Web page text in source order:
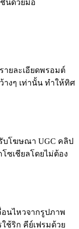
นด้วยมือ
ายละเอียดพรอมต์
งๆ เท่านั้น ทำให้ทิศ
บโฆษณา UGC คลิป
ซเชียลโดยไม่ต้อง
นไหวจากรูปภาพ
ช้ริก คีย์เฟรมด้วย